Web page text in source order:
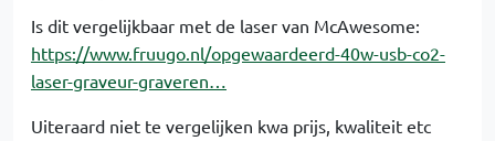
Is dit vergelijkbaar met de laser van McAwesome:
https://www.fruugo.nl/opgewaardeerd-40w-usb-co2-
laser-graveur-graveren…
Uiteraard niet te vergelijken kwa prijs, kwaliteit etc